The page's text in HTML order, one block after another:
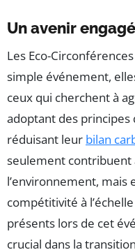
Un avenir engagé
Les Eco-
simple événement,
ceux qui cherchent à
adoptant des principes
réduisant leur bilan
seulement contribuent
l’environnement,
compétitivité à
présents lors de cet
crucial dans la